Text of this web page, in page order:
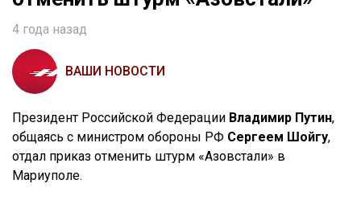
4 года назад
ВАШИ НОВОСТИ
Президент Российской Федерации Владимир Путин,
общаясь с министром обороны РФ Сергеем Шойгу,
отдал приказ отменить штурм «Азовстали» в
Мариуполе.